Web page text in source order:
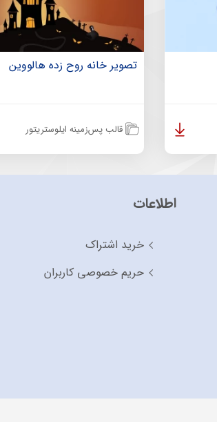
تصویر خانه روح زده هالووین
قالب پس‌زمینه ایلوستریتور
اطلاعات
خرید اشتراک
حریم خصوصی کاربران